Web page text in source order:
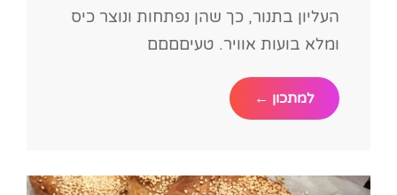
העליון בתנור, כך שהן נפתחות ונוצר כיס
ומלא בועות אוויר. טעיםםםם
למתכון ← פיתות
כיס